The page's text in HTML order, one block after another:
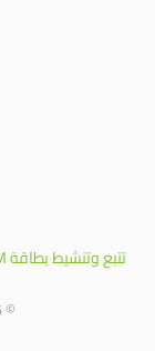
تتبع وتنشيط بطاقة SIM الخاصة بك
© 2026 زين. حقوق النشر محفوظة